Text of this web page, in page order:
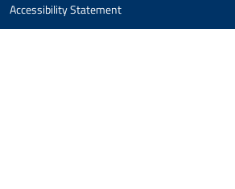
Accessibility Statement